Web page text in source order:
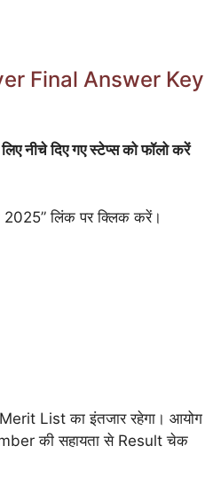
Final Answer Key
दिए गए स्टेप्स को फॉलो करें
लिंक पर क्लिक करें।
List का इंतजार रहेगा। आयोग
की सहायता से Result चेक